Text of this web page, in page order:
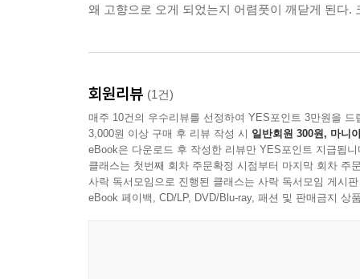
왜 고향으로 오게 되었는지 어렴풋이 깨닫게 된다
회원리뷰 (1건)
매주 10건의 우수리뷰를 선정하여 YES포인트 3만원을 드
3,000원 이상 구매 후 리뷰 작성 시 일반회원 300원, 마니
eBook은 다운로드 후 작성한 리뷰만 YES포인트 지급됩니
클래스는 첫번째 회차 주문확정 시점부터 마지막 회차 주
사락 독서모임으로 진행된 클래스는 사락 독서모임 게시
eBook 페이백, CD/LP, DVD/Blu-ray, 패션 및 판매금지 상